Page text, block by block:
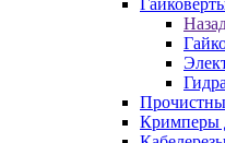
Кримперы